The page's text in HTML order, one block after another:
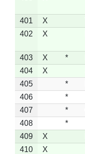
401 X
402
X
403 X *
404
X
405
*
406
*
407
*
408
*
409
X
410
X